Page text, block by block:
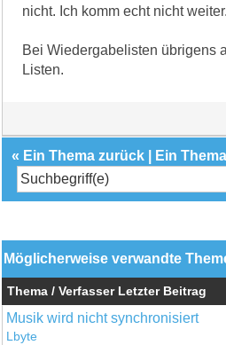
nicht. Ich komm echt nicht weiter.
Bei Wiedergabelisten übrigens
Listen.
« Ein Thema zurück Ein
Möglicherweise verwandte
Thema / Verfasser Letzter Beitrag
Musik wird nicht synchronisiert
Lbyte